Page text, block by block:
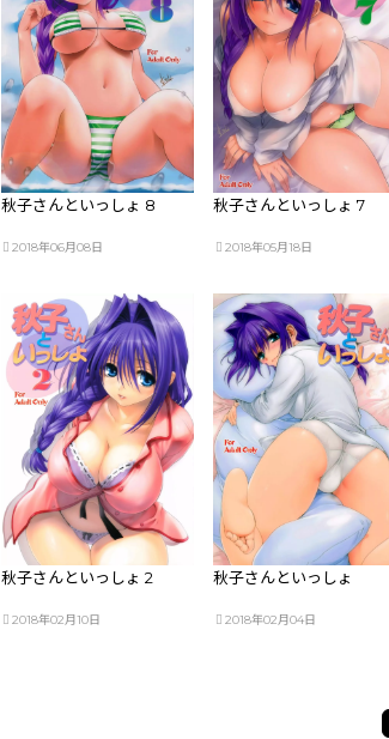
秋子さんといっしょ 8
2018年06月08日
秋子さんといっしょ 7
2018年05月18日
秋子さんといっしょ 2
2018年02月10日
秋子さんといっしょ
2018年02月04日